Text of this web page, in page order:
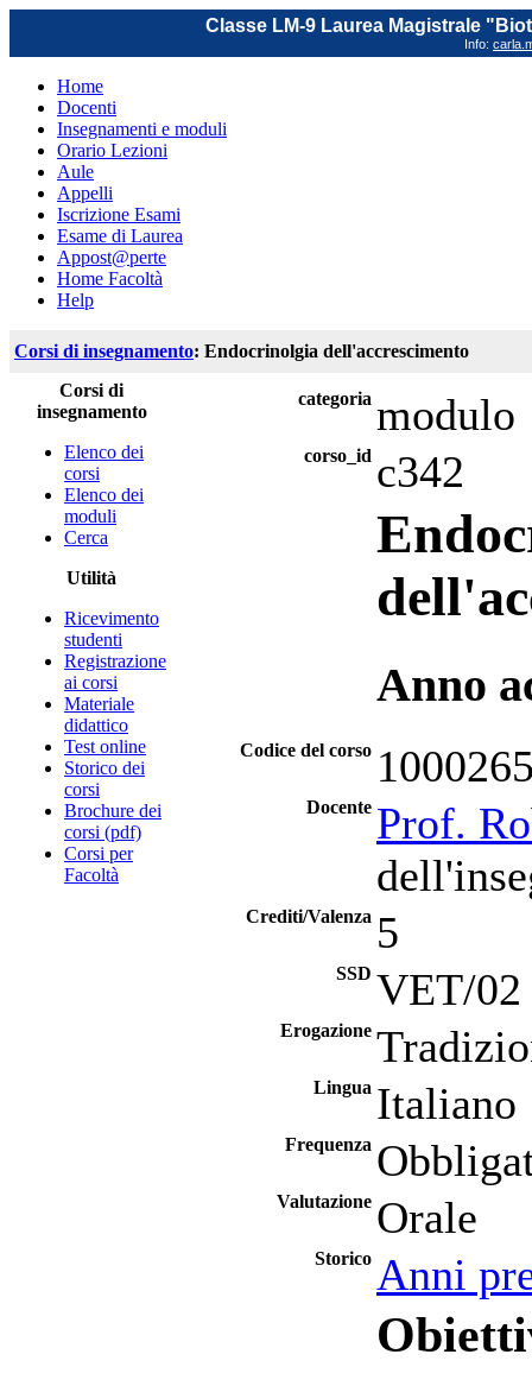
Classe LM-9 Laurea Magistrale
Info:
Home
Docenti
Insegnamenti e moduli
Orario Lezioni
Aule
Appelli
Iscrizione Esami
Esame di Laurea
Appost@perte
Home Facoltà
Help
Corsi di insegnamento: Endocrinolgia dell'accrescimento
Corsi di
insegnamento
Elenco dei
corsi
Elenco dei
moduli
Cerca
Utilità
Ricevimento
studenti
Registrazione
ai corsi
Materiale
didattico
Test online
Storico dei
corsi
Brochure dei
corsi (pdf)
Corsi per
Facoltà
categoria modulo
corso_id c342
Anno
Codice del corso
Docente Prof.
Crediti/Valenza 5
SSD VET/
Erogazione
Lingua Italiano
Frequenza
Valutazione Orale
Storico Anni